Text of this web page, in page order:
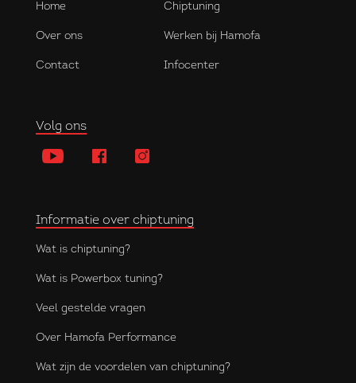
Home Chiptuning
Over ons Werken bij Hamofa
Contact Infocenter
Volg ons
Informatie over chiptuning
Wat is chiptuning?
Wat is Powerbox tuning?
Veel gestelde vragen
Over Hamofa Performance
Wat zijn de voordelen van chiptuning?